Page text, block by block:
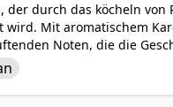
durch das köcheln von
Mit aromatischem
Noten, die die
oft mit Nüssen und
bieten. Kheer
und Feierlichkeiten